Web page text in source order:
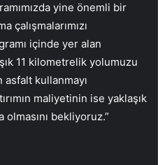
yine önemli bir
çalışmalarımızı
içinde yer alan
11 kilometrelik yolumuzu
kullanmayı
maliyetinin ise yaklaşık
bekliyoruz.”